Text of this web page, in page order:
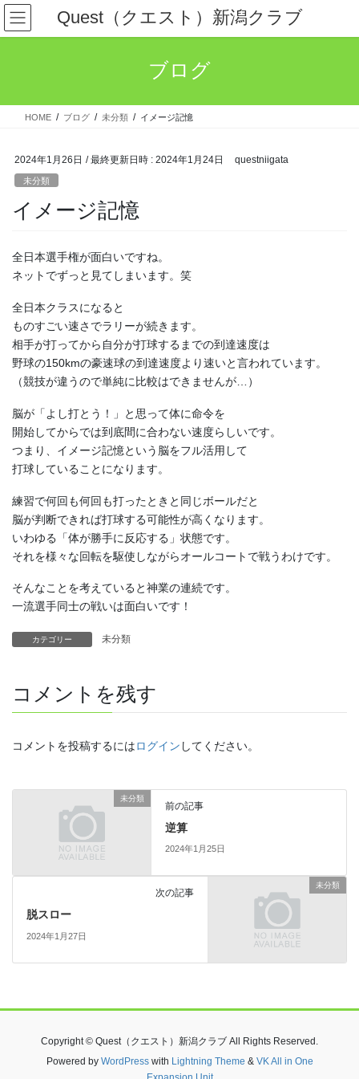
コ
ン
テ
ス
ナ
ビ
ゲ
ン
Quest（クエスト）新潟クラブ
ブログ
HOME ブログ 未分類 イメージ記憶
2024年1月26日 / 最終更新日時 : 2024年1月24日 questniigata
未分類
イメージ記憶
全日本選手権が面白いですね。
ネットでずっと見てしまいます。笑
全日本クラスになると
ものすごい速さでラリーが続きます。
相手が打ってから自分が打球するまでの到達速度は
野球の150kmの豪速球の到達速度より速いと言われています。
（競技が違うので単純に比較はできませんが…）
脳が「よし打とう！」と思って体に命令を
開始してからでは到底間に合わない速度らしいです。
つまり、イメージ記憶という脳をフル活用して
打球していることになります。
練習で何回も何回も打ったときと同じボールだと
脳が判断できれば打球する可能性が高くなります。
いわゆる「体が勝手に反応する」状態です。
それを様々な回転を駆使しながらオールコートで戦うわけです。
そんなことを考えていると神業の連続です。
一流選手同士の戦いは面白いです！
カテゴリー 未分類
コメントを残す
コメントを投稿するにはログイン してください。
未分類
前の記事
逆算
2024年1月25日
未分類
次の記事
脱スロー
2024年1月27日
Copyright © Quest（クエスト）新潟クラブ All Rights Reserved.
Powered by WordPresswith Lightning Theme & VK All in One